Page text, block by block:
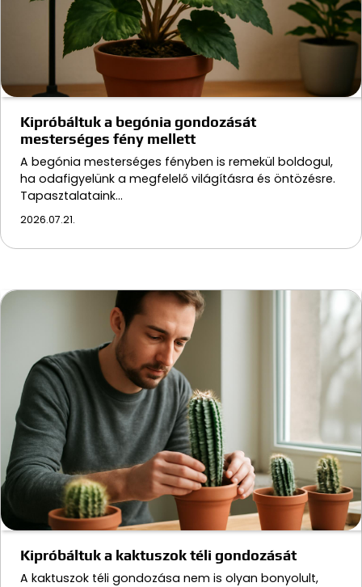
Kipróbáltuk a begónia gondozását
mesterséges fény mellett
A begónia mesterséges fényben is remekül boldogul,
ha odafigyelünk a megfelelő világításra és öntözésre.
Tapasztalataink…
2026.07.21.
Kipróbáltuk a kaktuszok téli gondozását
A kaktuszok téli gondozása nem is olyan bonyolult,